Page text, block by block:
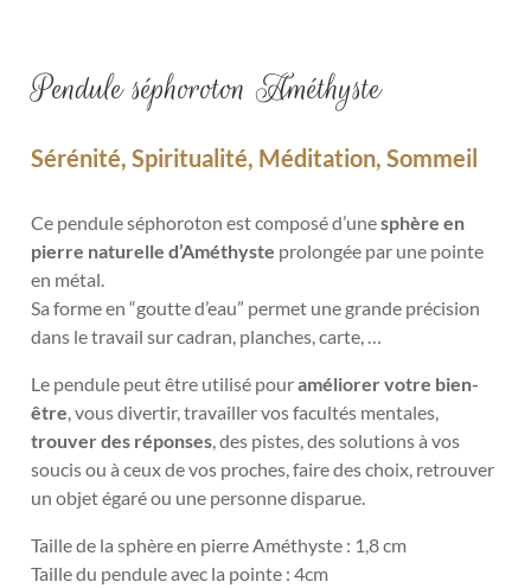
Pendule séphoroton Améthyste
Sérénité, Spiritualité, Méditation, Sommeil
Ce pendule séphoroton est composé d’unesphère en
pierre naturelle d’Améthyste prolongée par une pointe
en métal.
Sa forme en “goutte d’eau” permet une grande précision
dans le travail sur cadran, planches, carte, …
Le pendule peut être utilisé pouraméliorer votre bien-
être , vous divertir, travailler vos facultés mentales,
trouver des réponses , des pistes, des solutions à vos
soucis ou à ceux de vos proches, faire des choix, retrouver
un objet égaré ou une personne disparue.
Taille de la sphère en pierre Améthyste : 1,8 cm
Taille du pendule avec la pointe : 4cm